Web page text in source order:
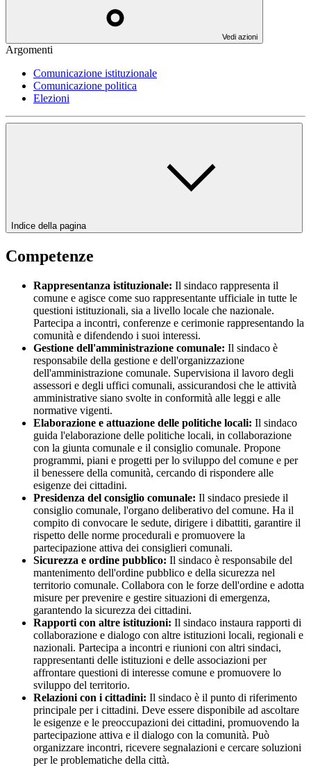
Vedi azioni
Argomenti
Comunicazione istituzionale
Comunicazione politica
Elezioni
Indice della pagina
Competenze
Rappresentanza istituzionale: Il sindaco rappresenta il
comune e agisce come suo rappresentante ufficiale in tutte le
questioni istituzionali, sia a livello locale che nazionale.
Partecipa a incontri, conferenze e cerimonie rappresentando la
comunità e difendendo i suoi interessi.
Gestione dell'amministrazione comunale: Il sindaco è
responsabile della gestione e dell'organizzazione
dell'amministrazione comunale. Supervisiona il lavoro degli
assessori e degli uffici comunali, assicurandosi che le attività
amministrative siano svolte in conformità alle leggi e alle
normative vigenti.
Elaborazione e attuazione delle politiche locali: Il sindaco
guida l'elaborazione delle politiche locali, in collaborazione
con la giunta comunale e il consiglio comunale. Propone
programmi, piani e progetti per lo sviluppo del comune e per
il benessere della comunità, cercando di rispondere alle
esigenze dei cittadini.
Presidenza del consiglio comunale: Il sindaco presiede il
consiglio comunale, l'organo deliberativo del comune. Ha il
compito di convocare le sedute, dirigere i dibattiti, garantire il
rispetto delle norme procedurali e promuovere la
partecipazione attiva dei consiglieri comunali.
Sicurezza e ordine pubblico: Il sindaco è responsabile del
mantenimento dell'ordine pubblico e della sicurezza nel
territorio comunale. Collabora con le forze dell'ordine e adotta
misure per prevenire e gestire situazioni di emergenza,
garantendo la sicurezza dei cittadini.
Rapporti con altre istituzioni: Il sindaco instaura rapporti di
collaborazione e dialogo con altre istituzioni locali, regionali e
nazionali. Partecipa a incontri e riunioni con altri sindaci,
rappresentanti delle istituzioni e delle associazioni per
affrontare questioni di interesse comune e promuovere lo
sviluppo del territorio.
Relazioni con i cittadini: Il sindaco è il punto di riferimento
principale per i cittadini. Deve essere disponibile ad ascoltare
le esigenze e le preoccupazioni dei cittadini, promuovendo la
partecipazione attiva e il dialogo con la comunità. Può
organizzare incontri, ricevere segnalazioni e cercare soluzioni
per le problematiche della città.